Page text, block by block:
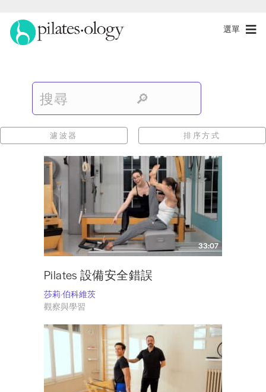
選單
濾波器 排序方式
33:07
Pilates 設備安全錯誤
莎莉·伯科維茨
觀察與學習